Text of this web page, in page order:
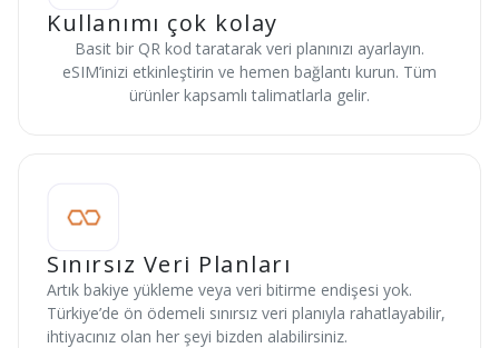
Kullanımı çok kolay
Basit bir QR kod taratarak veri planınızı ayarlayın.
eSIM’inizi etkinleştirin ve hemen bağlantı kurun. Tüm
ürünler kapsamlı talimatlarla gelir.
Sınırsız Veri Planları
Artık bakiye yükleme veya veri bitirme endişesi yok.
Türkiye’de ön ödemeli sınırsız veri planıyla rahatlayabilir,
ihtiyacınız olan her şeyi bizden alabilirsiniz.